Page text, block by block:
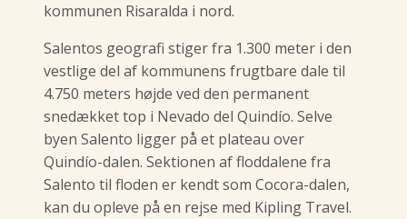
kommunen Risaralda i nord.
Salentos geografi stiger fra 1.300 meter i den
vestlige del af kommunens frugtbare dale til
4.750 meters højde ved den permanent
snedækket top i Nevado del Quindío. Selve
byen Salento ligger på et plateau over
Quindío-dalen. Sektionen af ​​floddalene fra
Salento til floden er kendt som Cocora-dalen,
kan du opleve på en rejse med Kipling Travel.